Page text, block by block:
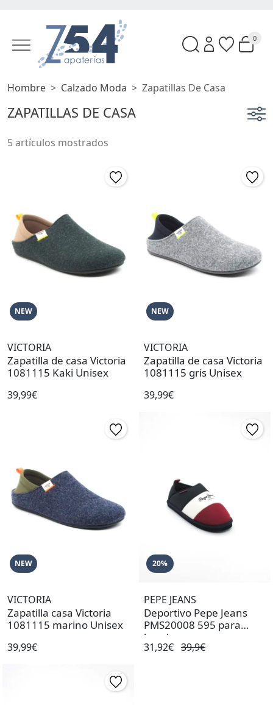
0
Hombre Calzado Moda Zapatillas De Casa
ZAPATILLAS DE CASA
5 artículos mostrados
NEW
VICTORIA
Zapatilla de casa Victoria
1081115 Kaki Unisex
39,99€
NEW
VICTORIA
Zapatilla de casa Victoria
1081115 gris Unisex
39,99€
NEW
VICTORIA
Zapatilla casa Victoria
1081115 marino Unisex
39,99€
20%
PEPE JEANS
Deportivo Pepe Jeans
PMS20008 595 para
hombre
31,92€ 39,9€